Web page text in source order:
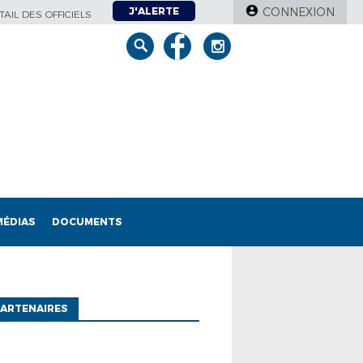
DES OFFICIELS J'ALERTE CONNEXION
DOCUMENTS